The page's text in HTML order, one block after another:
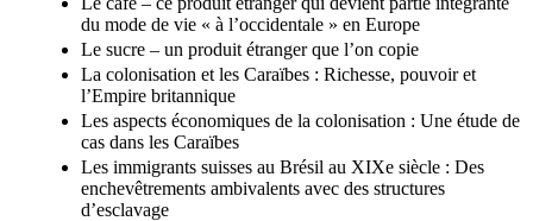
du mode de vie « à l’occidentale » en Europe
Le sucre – un produit étranger que l’on copie
La colonisation et les Caraïbes : Richesse, pouvoir et
l’Empire britannique
Les aspects économiques de la colonisation : Une étude de
cas dans les Caraïbes
Les immigrants suisses au Brésil au XIXe siècle : Des
enchevêtrements ambivalents avec des structures
d’esclavage